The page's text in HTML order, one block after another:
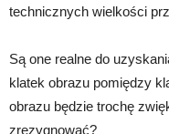
technicznych wielkości
Są one realne do
klatek obrazu pomiędzy
obrazu będzie trochę
zrezygnować?